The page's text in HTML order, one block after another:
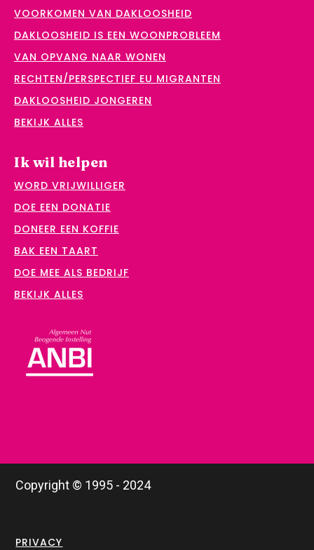
VOORKOMEN VAN DAKLOOSHEID
DAKLOOSHEID IS EEN WOONPROBLEEM
VAN OPVANG NAAR WONEN
RECHTEN/PERSPECTIEF EU MIGRANTEN
DAKLOOSHEID JONGEREN
BEKIJK ALLES
Ik wil helpen
WORD VRIJWILLIGER
DOE EEN DONATIE
DONEER EEN KOFFIE
BAK EEN TAART
DOE MEE ALS BEDRIJF
BEKIJK ALLES
Copyright © 1995 - 2024
PRIVACY